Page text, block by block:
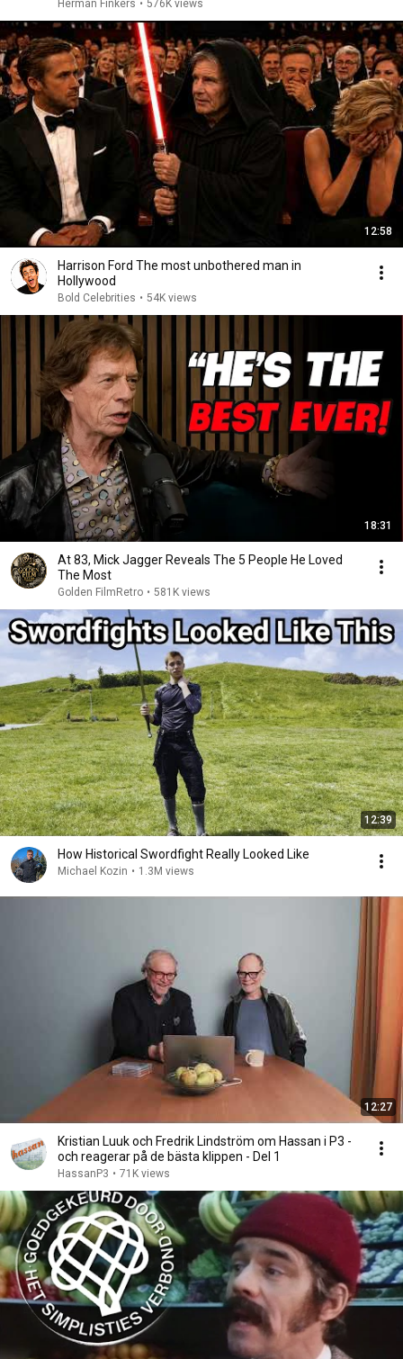
Herman Finkers • 576K views
12:58
Harrison Ford The most unbothered man in
Hollywood
Bold Celebrities • 54K views
18:31
At 83, Mick Jagger Reveals The 5 People He Loved
The Most
Golden FilmRetro • 581K views
12:39
How Historical Swordfight Really Looked Like
Michael Kozin • 1.3M views
12:27
Kristian Luuk och Fredrik Lindström om Hassan i P3 -
och reagerar på de bästa klippen - Del 1
HassanP3 • 71K views